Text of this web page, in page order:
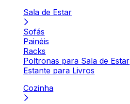
Sala de Estar
Sofás
Painéis
Racks
Poltronas para Sala de Estar
Estante para Livros
Cozinha